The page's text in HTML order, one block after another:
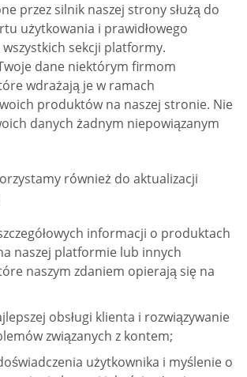
przez silnik naszej strony służą do
użytkowania i prawidłowego
sekcji platformy.
dane niektórym firmom
wdrażają je w ramach
produktów na naszej stronie. Nie
danych żadnym niepowiązanym
również do aktualizacji
informacji o produktach
naszej platformie lub innych
naszym zdaniem opierają się na
obsługi klienta i rozwiązywanie
związanych z kontem;
użytkownika i myślenie o